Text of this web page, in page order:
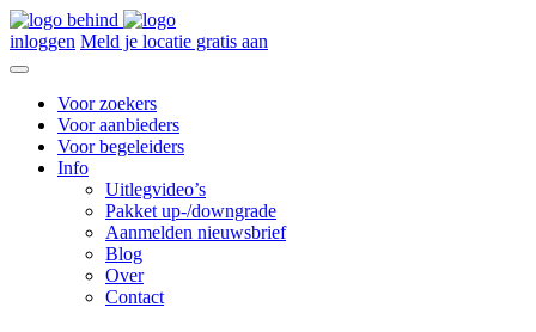
inloggen Meld je locatie gratis aan
Voor zoekers
Voor aanbieders
Voor begeleiders
Info
Uitlegvideo’s
Pakket up-/downgrade
Aanmelden nieuwsbrief
Blog
Over
Contact